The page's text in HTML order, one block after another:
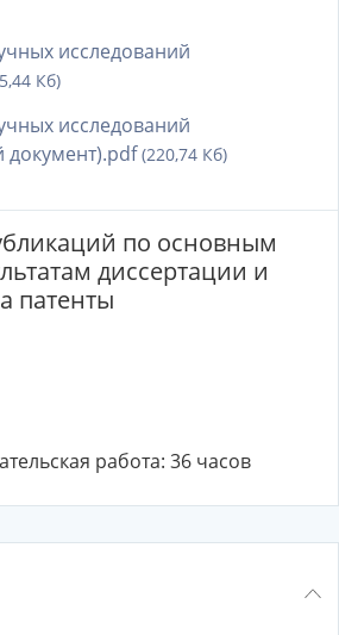
исследований
Кб)
исследований
(220,74 Кб)
по основным
диссертации и
патенты
работа: 36 часов